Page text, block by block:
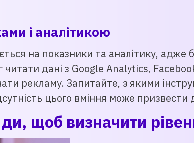
і аналітикою
на показники та аналітику, адже
дані з Google Analytics,
рекламу. Запитайте, з якими
цього вміння може
щоб визначити